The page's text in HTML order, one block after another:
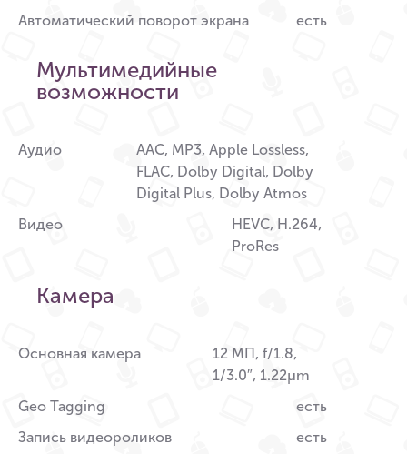
Автоматический поворот экрана
есть
Мультимедийные
возможности
Аудио
AAC, MP3, Apple Lossless,
FLAC, Dolby Digital, Dolby
Digital Plus, Dolby Atmos
Видео
HEVC, H.264,
ProRes
Камера
Основная камера
12 МП, f/1.8,
1/3.0″, 1.22µm
Geo Tagging
есть
Запись видеороликов
есть